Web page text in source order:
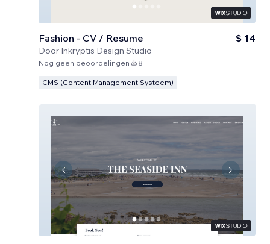
Fashion - CV / Resume
Door Inkryptis Design Studio
$ 14
Nog geen beoordelingen 8
CMS (Content Management Systeem)